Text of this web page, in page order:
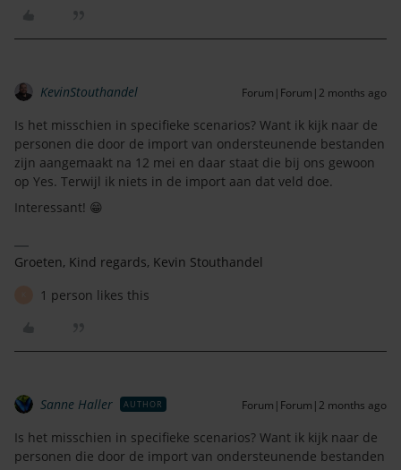
KevinStouthandel Forum|Forum|2 months ago
Is het misschien in specifieke scenarios? Want ik kijk naar de
personen die door de import van ondersteunende bestanden
zijn aangemaakt na 12 mei en daar staat die bij ons gewoon
op Yes. Terwijl ik niets in de import aan dat veld doe.
Interessant! 😁
Groeten, Kind regards, Kevin Stouthandel
1 person likes this
Sanne Haller AUTHOR Forum|Forum|2 months ago
Is het misschien in specifieke scenarios? Want ik kijk naar de
personen die door de import van ondersteunende bestanden